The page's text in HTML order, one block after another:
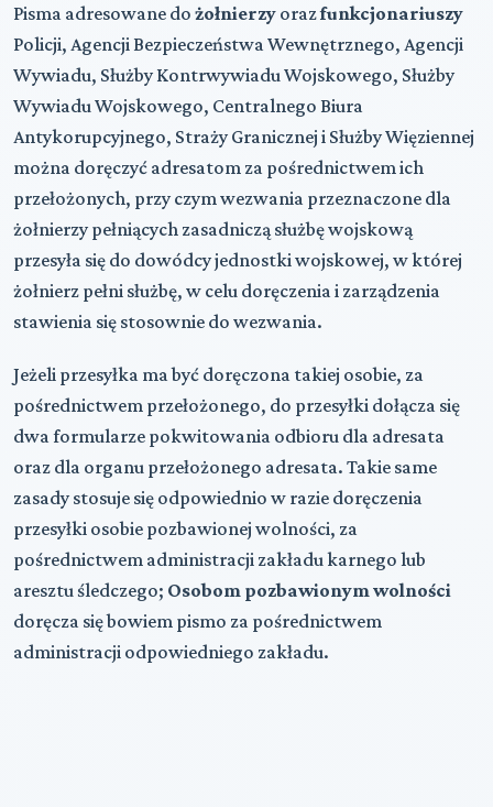
Pisma adresowane do żołnierzy orazfunkcjonariuszy
Policji, Agencji Bezpieczeństwa Wewnętrznego, Agencji
Wywiadu, Służby Kontrwywiadu Wojskowego, Służby
Wywiadu Wojskowego, Centralnego Biura
Antykorupcyjnego, Straży Granicznej i Służby Więziennej
można doręczyć adresatom za pośrednictwem ich
przełożonych, przy czym wezwania przeznaczone dla
żołnierzy pełniących zasadniczą służbę wojskową
przesyła się do dowódcy jednostki wojskowej, w której
żołnierz pełni służbę, w celu doręczenia i zarządzenia
stawienia się stosownie do wezwania.
Jeżeli przesyłka ma być doręczona takiej osobie, za
pośrednictwem przełożonego, do przesyłki dołącza się
dwa formularze pokwitowania odbioru dla adresata
oraz dla organu przełożonego adresata. Takie same
zasady stosuje się odpowiednio w razie doręczenia
przesyłki osobie pozbawionej wolności, za
pośrednictwem administracji zakładu karnego lub
aresztu śledczego; Osobom pozbawionym wolności
doręcza się bowiem pismo za pośrednictwem
administracji odpowiedniego zakładu.